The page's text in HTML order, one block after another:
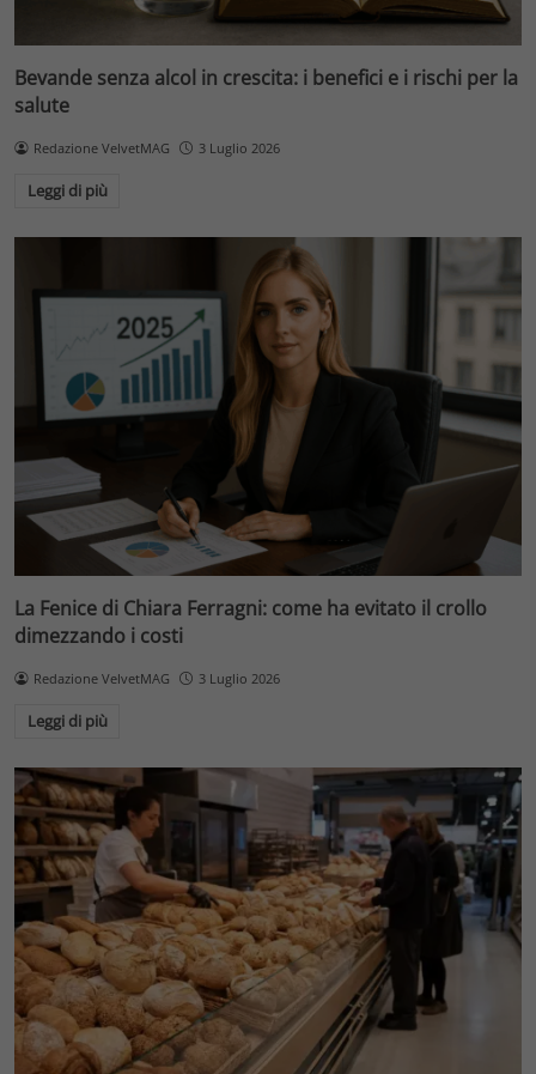
Bevande senza alcol in crescita: i benefici e i rischi per la
salute
Redazione VelvetMAG 3 Luglio 2026
Leggi di più
La Fenice di Chiara Ferragni: come ha evitato il crollo
dimezzando i costi
Redazione VelvetMAG 3 Luglio 2026
Leggi di più